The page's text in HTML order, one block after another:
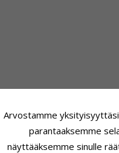
Arvostamme
parantaaksemme
näyttääksemme sinulle